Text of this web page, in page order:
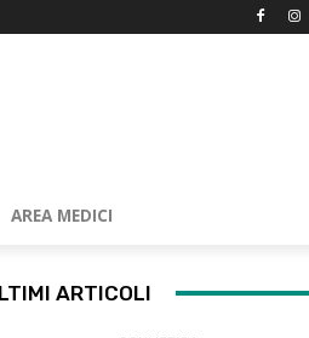
AREA MEDICI
ARTICOLI